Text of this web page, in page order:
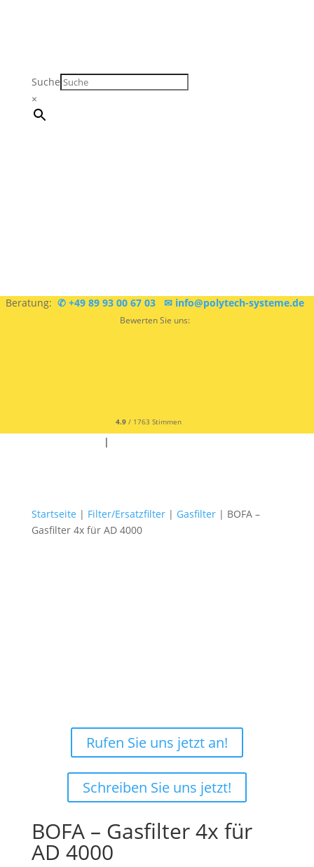
Suche
×
Beratung: ✆ +49 89 93 00 67 03 ✉ info@polytech-systeme.de
Bewerten Sie uns:
4.9/ 1763 Stimmen
|
Startseite | Filter/Ersatzfilter| Gasfilter| BOFA –
Gasfilter 4x für AD 4000
Rufen Sie uns jetzt an!
Schreiben Sie uns jetzt!
BOFA – Gasfilter 4x für
AD 4000